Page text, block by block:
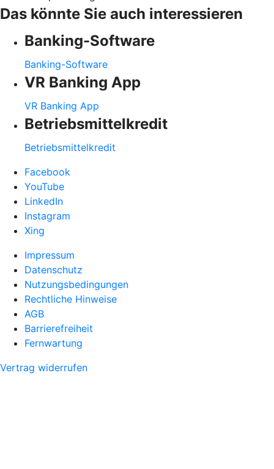
Das könnte Sie auch interessieren
Banking-Software
Banking-Software
VR Banking App
VR Banking App
Betriebsmittelkredit
Betriebsmittelkredit
Facebook
YouTube
LinkedIn
Instagram
Xing
Impressum
Datenschutz
Nutzungsbedingungen
Rechtliche Hinweise
AGB
Barrierefreiheit
Fernwartung
Vertrag widerrufen